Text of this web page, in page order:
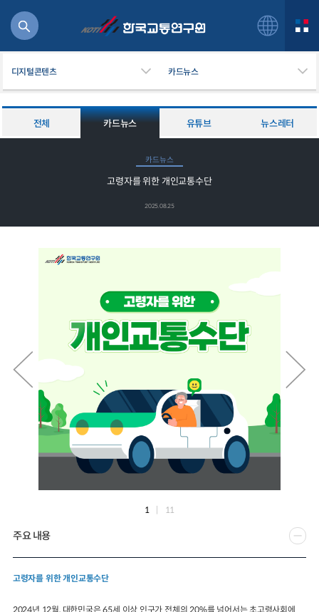
디지털콘텐츠 카드뉴스
전체 카드뉴스 유튜브 뉴스레터
카드뉴스
고령자를 위한 개인교통수단
2025.08.25
1 11
주요 내용
고령자를 위한 개인교통수단
2024년 12월, 대한민국은 65세 이상 인구가 전체의 20%를 넘어서는 초고령사회에
2024년 국가교통조사 및 분석
요약보고서
전국여객OD 여객통행량
수단분담모형
여객OD현행화
권역별통행지표
교통수요예측
기획도서
2024 생활물류 서비스 보
퀵서비
2025.09.30